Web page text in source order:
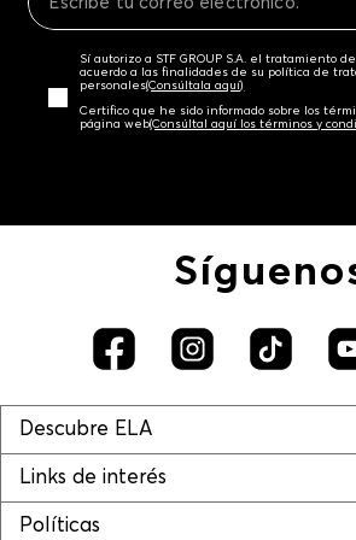
Sí autorizo a STF GROUP S.A. el tratamiento
acuerdo a las finalidades de su política de
personales‎(Consúltala aquí)
Certifico que he sido informado sobre los
página web‎(Consúltal aquí los términos y
Descubre ELA
Links de interés
Políticas